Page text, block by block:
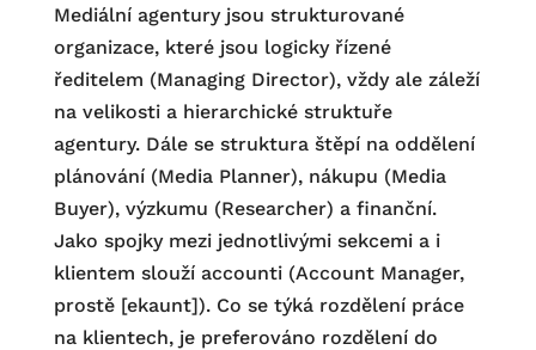
Mediální agentury jsou strukturované
organizace, které jsou logicky řízené
ředitelem (Managing Director), vždy ale záleží
na velikosti a hierarchické struktuře
agentury. Dále se struktura štěpí na oddělení
plánování (Media Planner), nákupu (Media
Buyer), výzkumu (Researcher) a finanční.
Jako spojky mezi jednotlivými sekcemi a i
klientem slouží accounti (Account Manager,
prostě [ekaunt]). Co se týká rozdělení práce
na klientech, je preferováno rozdělení do